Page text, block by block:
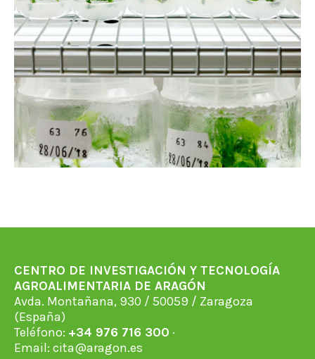
CENTRO DE INVESTIGACIÓN Y TECNOLOGÍA
AGROALIMENTARIA DE ARAGÓN
Avda. Montañana, 930 / 50059 / Zaragoza
(España)
Teléfono: +34 976 716 300 ·
Email: cita@aragon.es